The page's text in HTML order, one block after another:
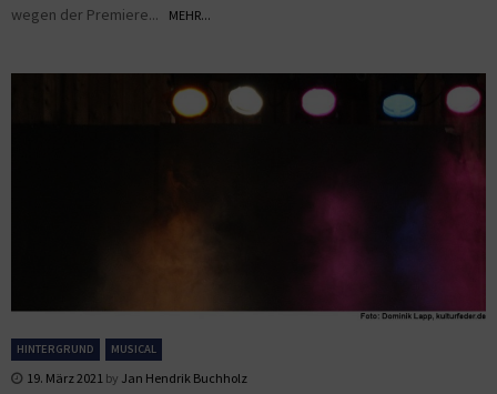
wegen der Premiere...
MEHR...
HINTERGRUND MUSICAL
19. März 2021 by Jan Hendrik Buchholz